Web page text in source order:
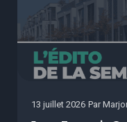
13 juillet 2026 Par